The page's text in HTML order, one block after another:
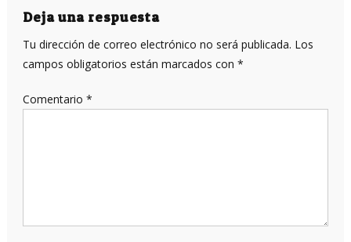
entradas
Deja una respuesta
Tu dirección de correo electrónico no será publicada. Los
campos obligatorios están marcados con *
Comentario *